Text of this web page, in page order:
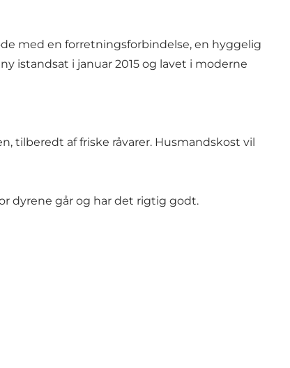
med en forretningsforbindelse, en hyggelig
istandsat i januar 2015 og lavet i moderne
tilberedt af friske råvarer. Husmandskost vil
dyrene går og har det rigtig godt.